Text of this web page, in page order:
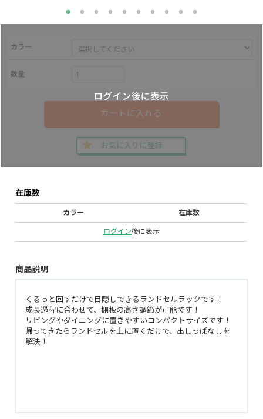
カラー
数量
カートに入れる
お気に入りに登録
在庫数
カラー 在庫数
ログイン後に表示
商品説明
くるっと回すだけで目隠しできるランドセルラックです！
成長過程に合わせて、棚板の高さ調節が可能です！
リビングやダイニングに置きやすいコンパクトサイズです！
帰ってきたらランドセルを上に置くだけで、出しっぱなしを
解決！